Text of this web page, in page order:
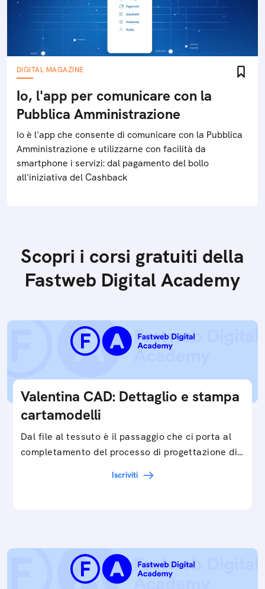
DIGITAL MAGAZINE
Io, l'app per comunicare con la
Pubblica Amministrazione
Io è l'app che consente di comunicare con la Pubblica
Amministrazione e utilizzarne con facilità da
smartphone i servizi: dal pagamento del bollo
all'iniziativa del Cashback
Scopri i corsi gratuiti della
Fastweb Digital Academy
Valentina CAD: Dettaglio e stampa
cartamodelli
Dal file al tessuto è il passaggio che ci porta al
completamento del processo di progettazione di
Iscriviti